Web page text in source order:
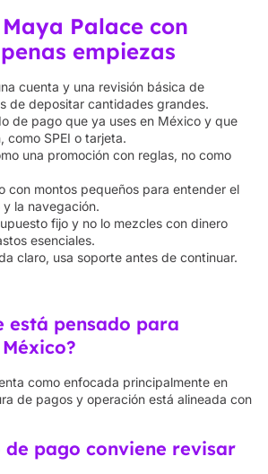
Palace con
empiezas
cuenta y una revisión básica de
de depositar cantidades grandes.
de pago que ya uses en México y que
como SPEI o tarjeta.
una promoción con reglas, no como
con montos pequeños para entender el
la navegación.
fijo y no lo mezcles con dinero
esenciales.
claro, usa soporte antes de continuar.
está pensado para
como enfocada principalmente en
de pagos y operación está alineada con
de pago conviene revisar